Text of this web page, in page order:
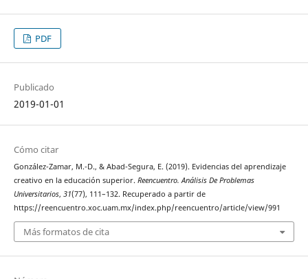
PDF
Publicado
2019-01-01
Cómo citar
González-Zamar, M.-D., & Abad-Segura, E. (2019). Evidencias del aprendizaje
creativo en la educación superior. Reencuentro. Análisis De Problemas
Universitarios, 31(77), 111–132. Recuperado a partir de
https://reencuentro.xoc.uam.mx/index.php/reencuentro/article/view/991
Más formatos de cita